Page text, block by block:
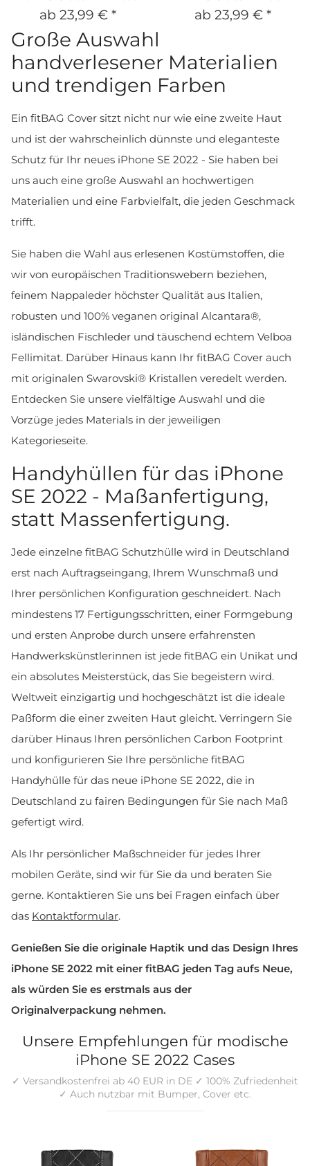
ab 23,99 € * ab 23,99 € *
Große Auswahl
handverlesener Materialien
und trendigen Farben
Ein fitBAG Cover sitzt nicht nur wie eine zweite Haut
und ist der wahrscheinlich dünnste und eleganteste
Schutz für Ihr neues iPhone SE 2022 - Sie haben bei
uns auch eine große Auswahl an hochwertigen
Materialien und eine Farbvielfalt, die jeden Geschmack
trifft.
Sie haben die Wahl aus erlesenen Kostümstoffen, die
wir von europäischen Traditionswebern beziehen,
feinem Nappaleder höchster Qualität aus Italien,
robusten und 100% veganen original Alcantara®,
isländischen Fischleder und täuschend echtem Velboa
Fellimitat. Darüber Hinaus kann Ihr fitBAG Cover auch
mit originalen Swarovski® Kristallen veredelt werden.
Entdecken Sie unsere vielfältige Auswahl und die
Vorzüge jedes Materials in der jeweiligen
Kategorieseite.
Handyhüllen für das iPhone
SE 2022 - Maßanfertigung,
statt Massenfertigung.
Jede einzelne fitBAG Schutzhülle wird in Deutschland
erst nach Auftragseingang, Ihrem Wunschmaß und
Ihrer persönlichen Konfiguration geschneidert. Nach
mindestens 17 Fertigungsschritten, einer Formgebung
und ersten Anprobe durch unsere erfahrensten
Handwerkskünstlerinnen ist jede fitBAG ein Unikat und
ein absolutes Meisterstück, das Sie begeistern wird.
Weltweit einzigartig und hochgeschätzt ist die ideale
Paßform die einer zweiten Haut gleicht. Verringern Sie
darüber Hinaus Ihren persönlichen Carbon Footprint
und konfigurieren Sie Ihre persönliche fitBAG
Handyhülle für das neue iPhone SE 2022, die in
Deutschland zu fairen Bedingungen für Sie nach Maß
gefertigt wird.
Als Ihr persönlicher Maßschneider für jedes Ihrer
mobilen Geräte, sind wir für Sie da und beraten Sie
gerne. Kontaktieren Sie uns bei Fragen einfach über
das Kontaktformular.
Genießen Sie die originale Haptik und das Design Ihres
iPhone SE 2022 mit einer fitBAG jeden Tag aufs Neue,
als würden Sie es erstmals aus der
Originalverpackung nehmen.
Unsere Empfehlungen für modische
iPhone SE 2022 Cases
✓ Versandkostenfrei ab 40 EUR in DE ✓ 100% Zufriedenheit
✓ Auch nutzbar mit Bumper, Cover etc.